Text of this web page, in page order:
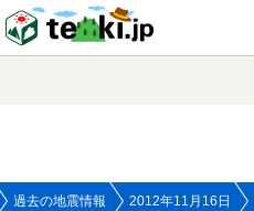
過去の地震情報 2012年11月16日